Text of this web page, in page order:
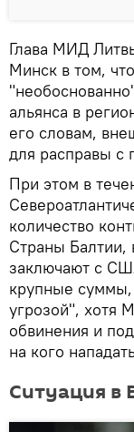
Глава МИД
Минск в том,
альянса в
его словам,
для расправы с
При этом в
количество
Страны Балтии,
заключают с
крупные суммы,
угрозой", хотя
обвинения и
на кого
Ситуация в